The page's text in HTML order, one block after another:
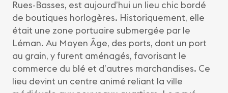
Rues-Basses, est aujourd’hui un lieu chic bordé
de boutiques horlogères. Historiquement, elle
était une zone portuaire submergée par le
Léman. Au Moyen Âge, des ports, dont un port
au grain, y furent aménagés, favorisant le
commerce du blé et d’autres marchandises. Ce
lieu devint un centre animé reliant la ville